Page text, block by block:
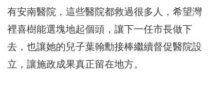
有安南醫院，這些醫院都救過很多人，希望灣
裡喜樹能選塊地起個頭，讓下一任市長做下
去，也讓她的兒子葉翰勳接棒繼續督促醫院設
立，讓施政成果真正留在地方。